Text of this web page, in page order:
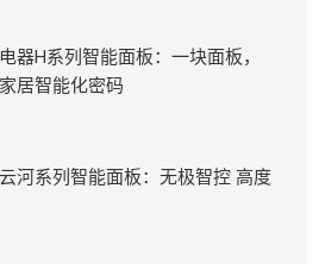
器H系列智能面板：一块面板，
居智能化密码
河系列智能面板：无极智控 高度